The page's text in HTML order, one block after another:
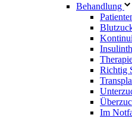
Behandlung
Richtig
Im